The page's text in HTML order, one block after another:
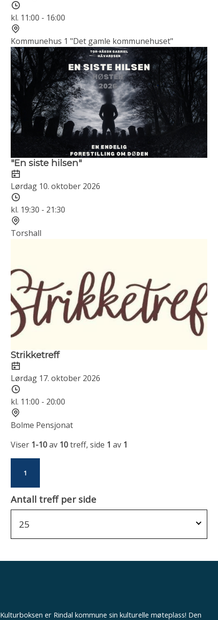
kl. 11:00 - 16:00
Kommunehus 1 "Det gamle kommunehuset"
"En siste hilsen"
Lørdag 10. oktober 2026
kl. 19:30 - 21:30
Torshall
Strikketreff
Lørdag 17. oktober 2026
kl. 11:00 - 20:00
Bolme Pensjonat
Viser 1-10av 10treff, side 1 av 1
1
Antall treff per side
25
Kulturboksen er Rindal kommune sin kulturelle møteplass! Den